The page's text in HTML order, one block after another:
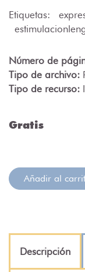
Etiquetas:
Número de
Tipo de archivo:
Tipo de recurso:
Gratis
Añadir al
Descripción